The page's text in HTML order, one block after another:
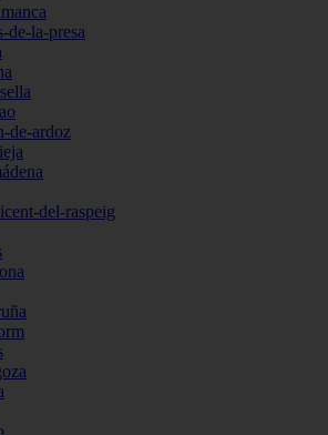
de-la-presa
de-ardoz
del-raspeig